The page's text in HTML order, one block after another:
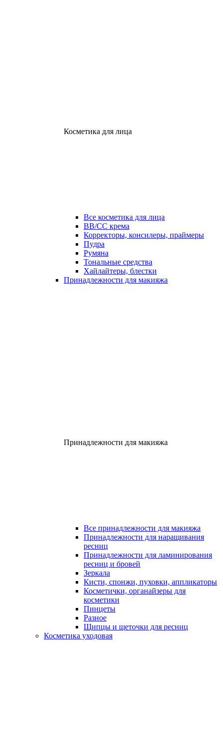
Косметика для лица
Все косметика для лица
ВВ/СС крема
Корректоры, консилеры, праймеры
Пудра
Румяна
Тональные средства
Хайлайтеры, блестки
Принадлежности для макияжа
Принадлежности для макияжа
Все принадлежности для макияжа
Принадлежности для наращивания
ресниц
Принадлежности для ламинирования
ресниц и бровей
Зеркала
Кисти, спонжи, пуховки, аппликаторы
Косметички, органайзеры для
косметики
Пинцеты
Разное
Щипцы и щеточки для ресниц
Косметика уходовая